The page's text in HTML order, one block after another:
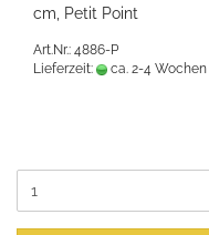
cm, Petit Point
Art.Nr.: 4886-P
Lieferzeit:
ca. 2-4 Wochen